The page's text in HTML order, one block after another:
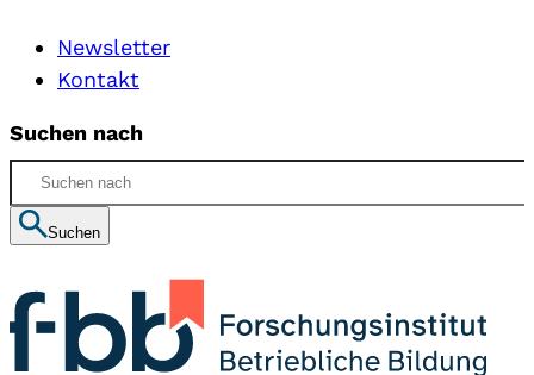
Newsletter
Kontakt
Suchen nach
Suchen